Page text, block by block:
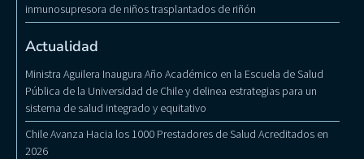
inmunosupresora de niños trasplantados de riñón
Actualidad
Ministra Aguilera Inaugura Año Académico en la Escuela de Salud
Pública de la Universidad de Chile y delinea estrategias para un
sistema de salud integrado y equitativo
Chile Avanza Hacia los 1000 Prestadores de Salud Acreditados en
2026